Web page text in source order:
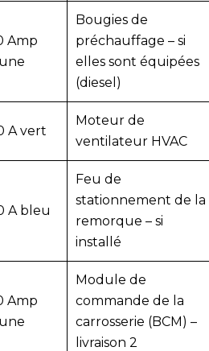
Amp
Bougies de
préchauffage – si
elles sont équipées
(diesel)
A vert
Moteur de
ventilateur HVAC
A bleu
Feu de
stationnement de la
remorque – si
installé
Amp
Module de
commande de la
carrosserie (BCM) –
livraison 2